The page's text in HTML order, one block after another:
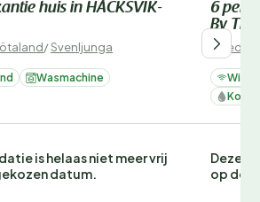
huis in HÅCKSVIK-
/Svenljunga
Wasmachine
is helaas niet meer vrij
datum.
6
By
Zweden
Wifi
Deze
op de